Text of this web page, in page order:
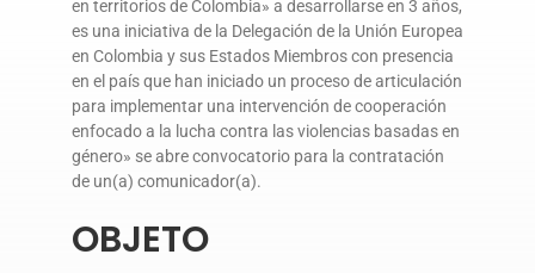
DONA AQUÍ
en territorios de Colombia» a desarrollarse en 3 años,
es una iniciativa de la Delegación de la Unión Europea
en Colombia y sus Estados Miembros con presencia
en el país que han iniciado un proceso de articulación
para implementar una intervención de cooperación
enfocado a la lucha contra las violencias basadas en
género» se abre convocatorio para la contratación
de un(a) comunicador(a).
OBJETO